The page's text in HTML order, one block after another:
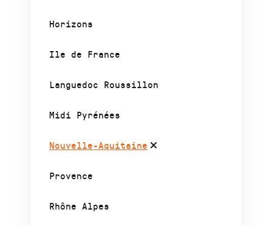
Horizons
Ile de France
Languedoc Roussillon
Midi Pyrénées
Nouvelle-Aquitaine
Provence
Rhône Alpes